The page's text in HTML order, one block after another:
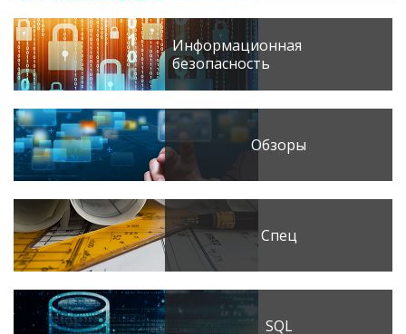
Информационная
безопасность
Обзоры
Спец
SQL